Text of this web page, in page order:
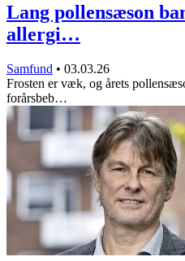
Lang pollensæson
allergi…
Samfund • 03.03.26
Frosten er væk, og årets
forårsbeb…